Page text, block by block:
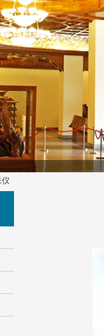
仪